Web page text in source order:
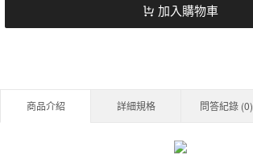
加入購物車
商品介紹 詳細規格 問答紀錄 (0)